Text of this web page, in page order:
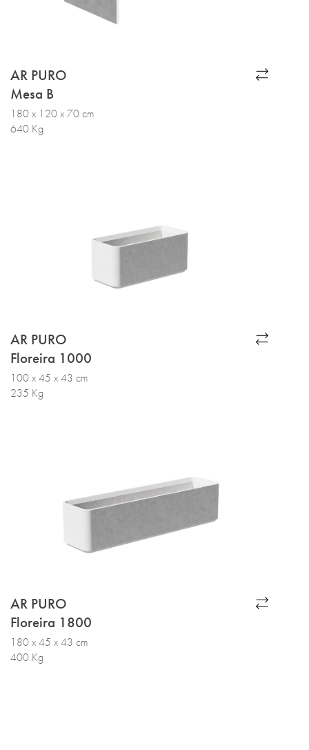
AR PURO
Mesa B
180 x 120 x 70 cm
640 Kg
AR PURO
Floreira 1000
100 x 45 x 43 cm
235 Kg
AR PURO
Floreira 1800
180 x 45 x 43 cm
400 Kg